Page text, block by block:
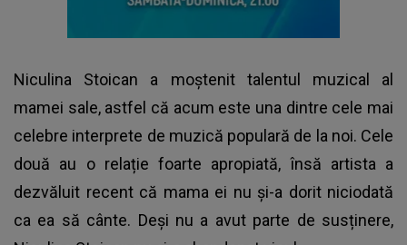
Niculina Stoican a moștenit talentul muzical al
mamei sale, astfel că acum este una dintre cele mai
celebre interprete de muzică populară de la noi. Cele
două au o relație foarte apropiată, însă artista a
dezvăluit recent că mama ei nu și-a dorit niciodată
ca ea să cânte. Deși nu a avut parte de susținere,